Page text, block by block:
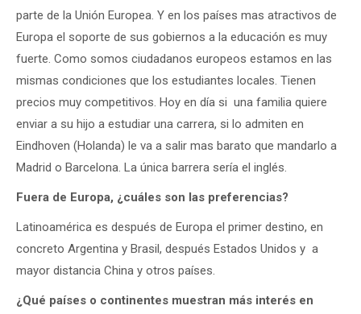
parte de la Unión Europea. Y en los países mas atractivos de
Europa el soporte de sus gobiernos a la educación es muy
fuerte. Como somos ciudadanos europeos estamos en las
mismas condiciones que los estudiantes locales. Tienen
precios muy competitivos. Hoy en día si una familia quiere
enviar a su hijo a estudiar una carrera, si lo admiten en
Eindhoven (Holanda) le va a salir mas barato que mandarlo a
Madrid o Barcelona. La única barrera sería el inglés.
Fuera de Europa, ¿cuáles son las preferencias?
Latinoamérica es después de Europa el primer destino, en
concreto Argentina y Brasil, después Estados Unidos y a
mayor distancia China y otros países.
¿Qué países o continentes muestran más interés en